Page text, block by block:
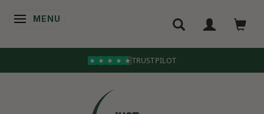
SKIFTE NAVIGATION
MENU
TRUSTPILOT